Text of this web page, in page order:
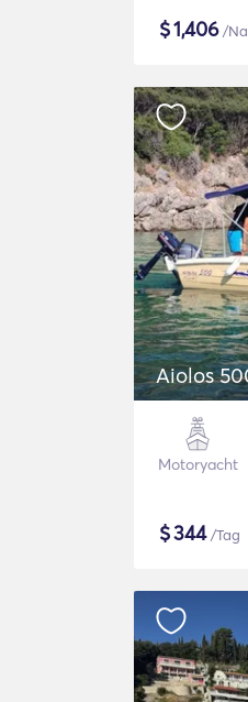
$1,406/
Aiolos
Motoryacht
$344/Tag